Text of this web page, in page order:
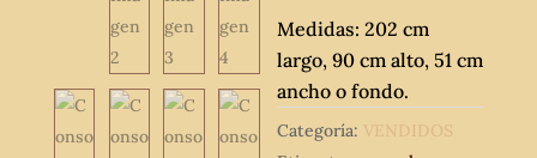
Medidas: 202 cm
largo, 90 cm alto, 51 cm
ancho o fondo.
Categoría: VENDIDOS